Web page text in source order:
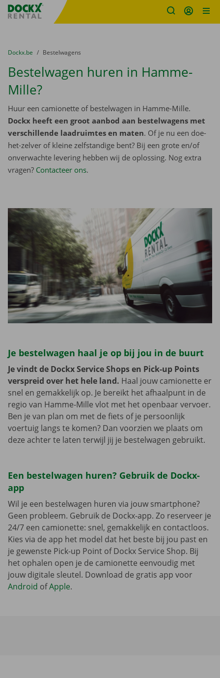
Fratello DEMO
U bevindt zich hier:
van
Dockx.be naar
Bestelwagens
Bestelwagen huren in Hamme-
Mille?
Huur een camionette of bestelwagen in Hamme-Mille.
Dockx heeft een groot aanbod aan bestelwagens met
verschillende laadruimtes en maten. Of je nu een doe-
het-zelver of kleine zelfstandige bent? Bij een grote en/of
onverwachte levering hebben wij de oplossing. Nog extra
vragen? Contacteer ons.
Je bestelwagen haal je op bij jou in de buurt
Je vindt de Dockx Service Shops en Pick-up Points
verspreid over het hele land. Haal jouw camionette er
snel en gemakkelijk op. Je bereikt het afhaalpunt in de
regio van Hamme-Mille vlot met het openbaar vervoer.
Ben je van plan om met de fiets of je persoonlijk
voertuig langs te komen? Dan voorzien we plaats om
deze achter te laten terwijl jij je bestelwagen gebruikt.
Een bestelwagen huren? Gebruik de Dockx-
app
Wil je een bestelwagen huren via jouw smartphone?
Geen probleem. Gebruik de Dockx-app. Zo reserveer je
24/7 een camionette: snel, gemakkelijk en contactloos.
Kies via de app het model dat het beste bij jou past en
je gewenste Pick-up Point of Dockx Service Shop. Bij
het ophalen open je de camionette eenvoudig met
jouw digitale sleutel. Download de gratis app voor
Android ofApple.